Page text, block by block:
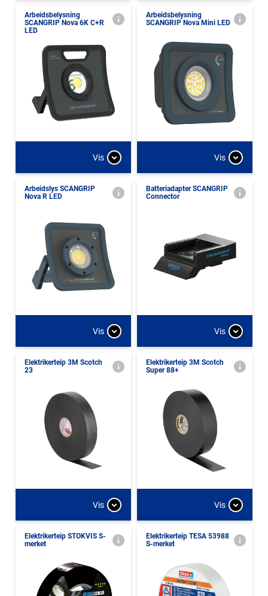
Arbeidsbelysning
SCANGRIP Nova 6K C+R
LED
Vis
Arbeidsbelysning
SCANGRIP Nova Mini LED
Vis
Arbeidslys SCANGRIP
Nova R LED
Vis
Batteriadapter SCANGRIP
Connector
Vis
Elektrikerteip 3M Scotch
23
Vis
Elektrikerteip 3M Scotch
Super 88+
Vis
Elektrikerteip STOKVIS S-
merket
Elektrikerteip TESA 53988
S-merket